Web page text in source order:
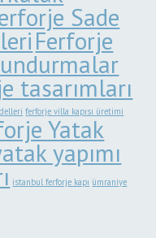
Sade
Ferforje
tasarımları
ferforje villa kapısı üretimi
Yatak
yapımı
istanbul ferforje kapı ümraniye